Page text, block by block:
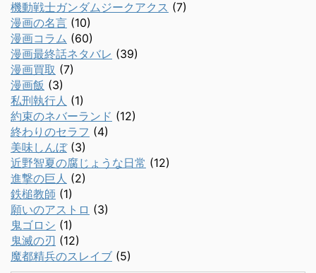
機動戦士ガンダムジークアクス (7)
漫画の名言 (10)
漫画コラム (60)
漫画最終話ネタバレ (39)
漫画買取 (7)
漫画飯 (3)
私刑執行人 (1)
約束のネバーランド (12)
終わりのセラフ (4)
美味しんぼ(3)
近野智夏の腐じょうな日常 (12)
進撃の巨人 (2)
鉄槌教師 (1)
願いのアストロ (3)
鬼ゴロシ (1)
鬼滅の刃 (12)
魔都精兵のスレイブ (5)